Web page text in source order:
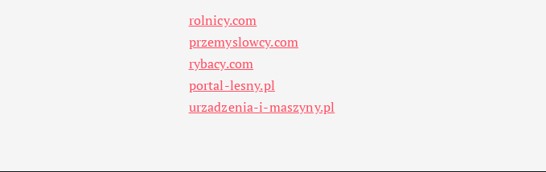
rolnicy.com
przemyslowcy.com
rybacy.com
portal-lesny.pl
urzadzenia-i-maszyny.pl